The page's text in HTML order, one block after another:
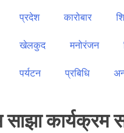
प्रदेश कारोबार
खेलकुद मनोरंजन
पर्यटन प्रबिधि
कार्यक्रम